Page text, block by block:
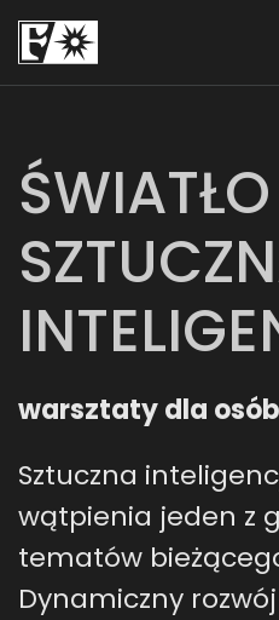
warsztaty dla
Sztuczna
wątpienia jeden z
tematów
Dynamiczny